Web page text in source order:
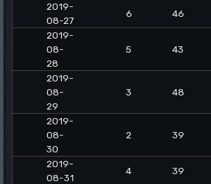
2019-
08-27
6 46
2019-
08-
28
5 43
2019-
08-
29
3 48
2019-
08-
30
2 39
2019-
08-31
4 39